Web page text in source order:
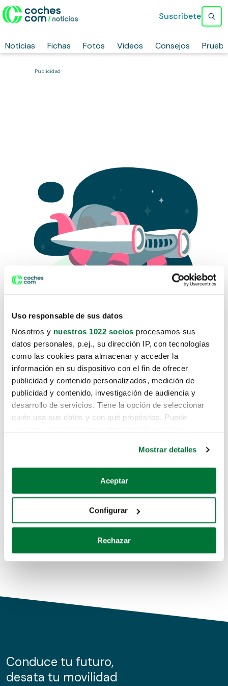
Uso responsable de sus datos
Nosotros y nuestros 1022 socios procesamos sus
datos personales, p.ej., su dirección IP, con tecnologías
como las cookies para almacenar y acceder la
información en su dispositivo con el fin de ofrecer
publicidad y contenido personalizados, medición de
publicidad y contenido, investigación de audiencia y
desarrollo de servicios. Tiene la opción de seleccionar
quién usa sus datos y con qué propósitos. Puede
Si lo permite, también quisiéramos:
Recopilar información sobre su ubicación geográfica
Identificar su dispositivo analizándolo activamente
para buscar características específicas (huellas
Obtenga más información sobre cómo se procesan sus
de cookies.
información sobre el uso que haga del sitio web con
nuestros partners de redes sociales, publicidad y análisis
Mostrar detalles
Aceptar
Configurar
Rechazar
Noticias Fichas Fotos Vídeos Consejos
Suscríbete
Publicidad
Lo sentimos, no sabemos como
te hemos traido hasta aquí.
Pero puedes encontrar el coche que estás
buscando en alguno de estos enlaces:
Coches de segunda mano
Coches de km0
Conduce tu futuro,
desata tu movilidad